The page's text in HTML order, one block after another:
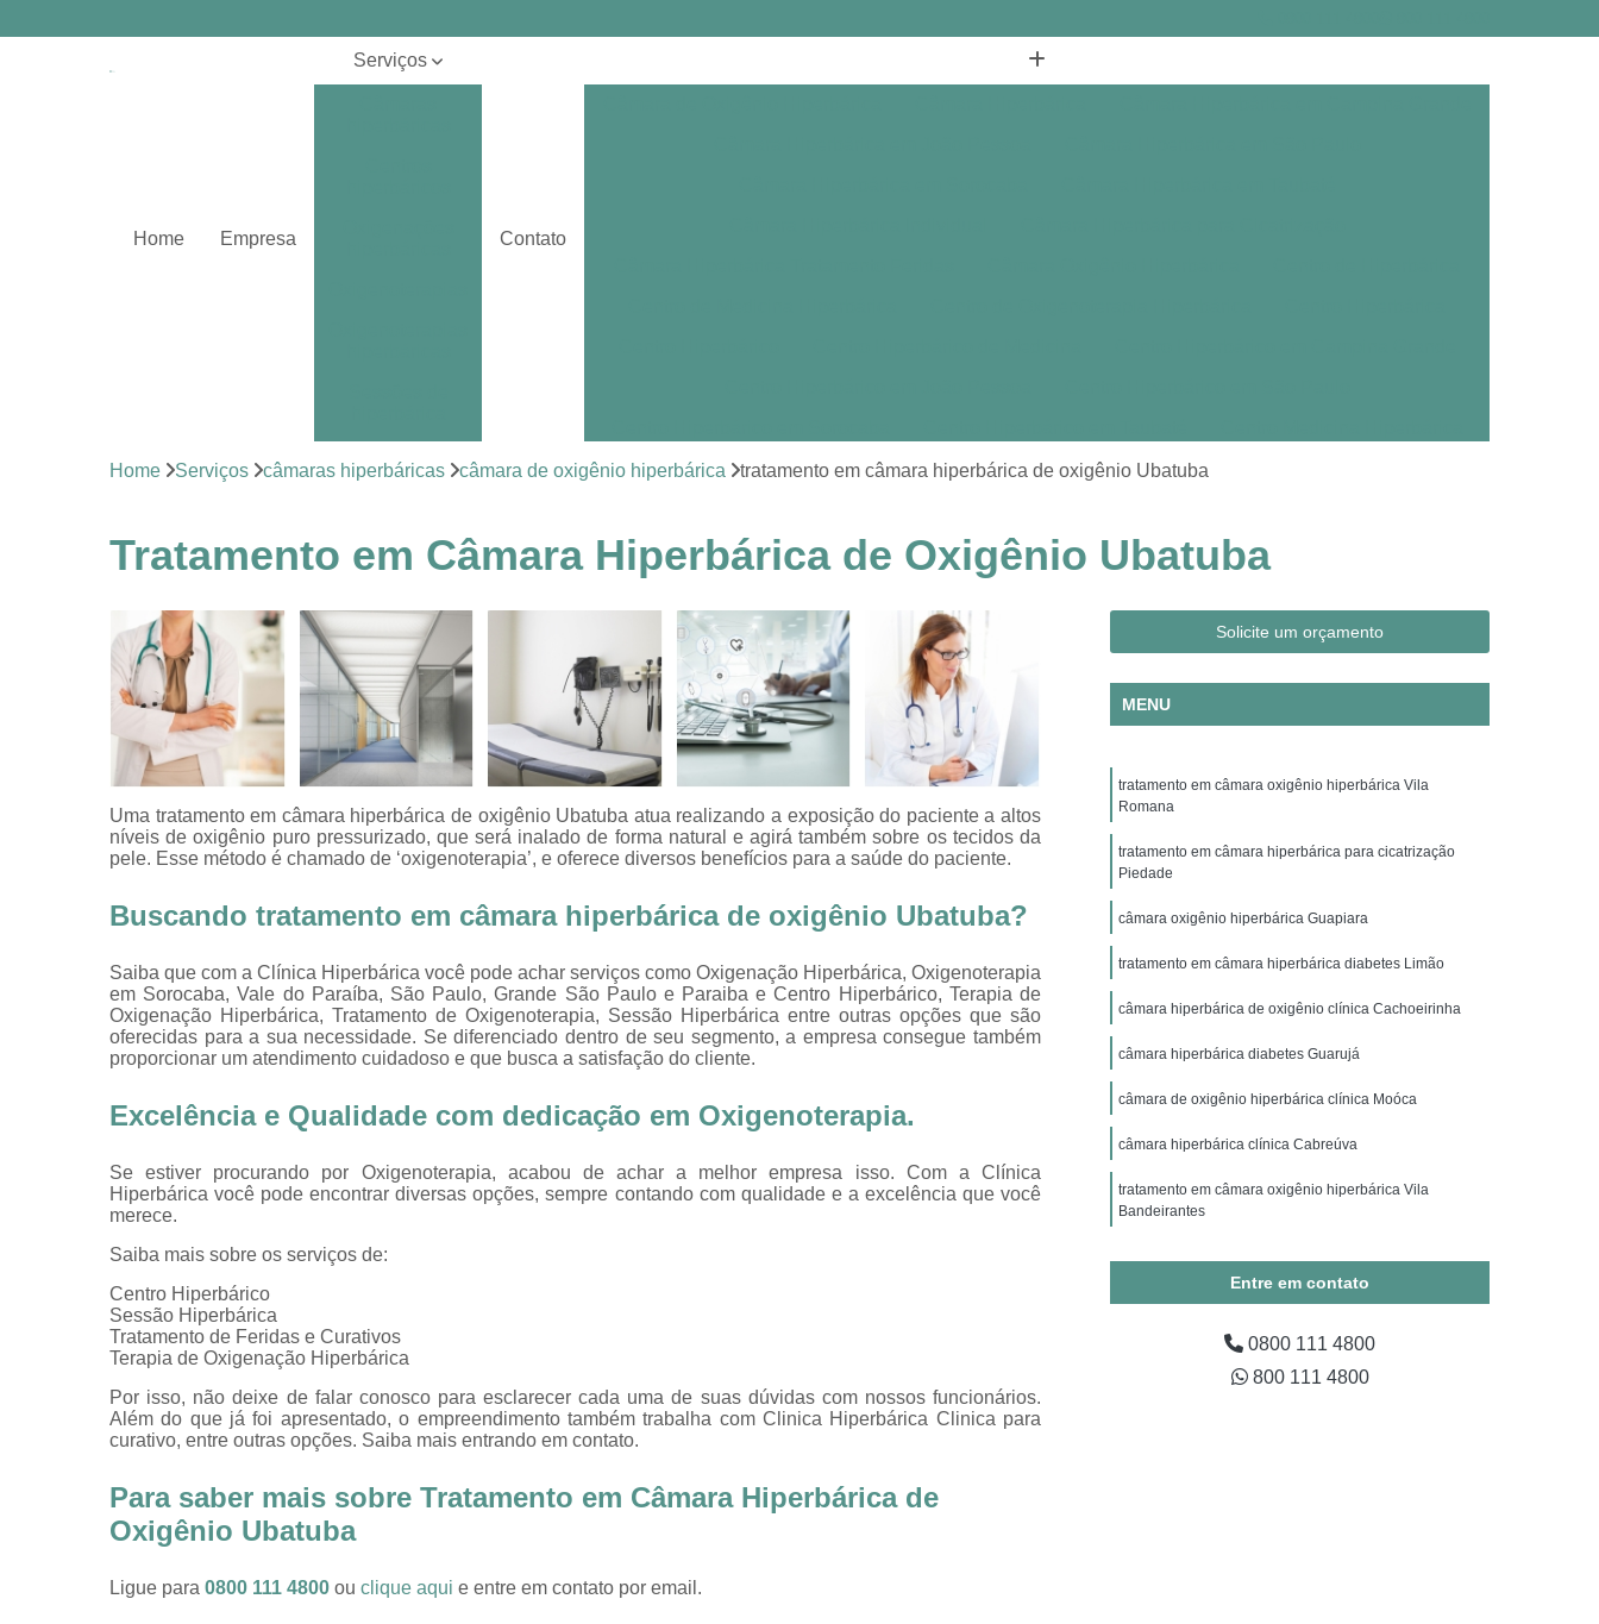
Home Empresa
Serviços
oxigenoterapia
Tratamentos por
hiperbárica
Tratamentos por
oxigenoterapia
Contato
Clínica de Hiperbárica
Clínica de Medicina Hiperbárica
Clínica de Oxigenoterapia Hiperbárica
Clínica Hiperbárica em João Pessoa
Clínica Hiperbárica em São Paulo
Clínica Oxigenoterapia Hiperbárica
Oxigenação Hiperbárica
Oxigenação Hiperbárica Clínica
Oxigenação Hiperbárica em João Pessoa
Oxigenação Hiperbárica em São Paulo
Oxigenação Hiperbárica em Sorocaba
Oxigenação Hiperbárica Terapia
Oxigenação Hiperbárica Tratamento
Oxigenação Via Hiperbárica
Terapia de Oxigenação Hiperbárica
Terapia Oxigenação Hiperbárica
Oxigenoterapia em Campina Grande
Oxigenoterapia em João Pessoa
Oxigenoterapia em São Paulo
Oxigenoterapia em Sorocaba
Oxigenoterapia para Cicatrização
Oxigenoterapia para Tratamento de Diabéticos
Oxigenoterapia para Tratamento de Feridas
Oxigenoterapia Tratamento de Diabéticos
Oxigenoterapia Tratamento de Feridas
Oxigenoterapia Hiperbárica
Oxigenoterapia Hiperbárica em Campina Grande
Oxigenoterapia Hiperbárica em São Paulo
Oxigenoterapia Hiperbárica em Sorocaba
Oxigenoterapia Hiperbárica em Taubaté
Oxigenoterapia Hiperbárica para Tratamento de Feridas
Sessão Câmara Hiperbárica
Sessão de Câmara Hiperbárica
Sessão de Hiperbárica
Sessão Hiperbárica em Sorocaba
Home Serviços câmaras hiperbáricas câmara de oxigênio hiperbárica tratamento em câmara hiperbárica de oxigênio Ubatuba
Tratamento em Câmara Hiperbárica de Oxigênio Ubatuba
Uma tratamento em câmara hiperbárica de oxigênio Ubatuba atua realizando a exposição do paciente a altos
níveis de oxigênio puro pressurizado, que será inalado de forma natural e agirá também sobre os tecidos da
pele. Esse método é chamado de ‘oxigenoterapia’, e oferece diversos benefícios para a saúde do paciente.
Buscando tratamento em câmara hiperbárica de oxigênio Ubatuba?
Saiba que com a Clínica Hiperbárica você pode achar serviços como Oxigenação Hiperbárica, Oxigenoterapia
em Sorocaba, Vale do Paraíba, São Paulo, Grande São Paulo e Paraiba e Centro Hiperbárico, Terapia de
Oxigenação Hiperbárica, Tratamento de Oxigenoterapia, Sessão Hiperbárica entre outras opções que são
oferecidas para a sua necessidade. Se diferenciado dentro de seu segmento, a empresa consegue também
proporcionar um atendimento cuidadoso e que busca a satisfação do cliente.
Excelência e Qualidade com dedicação em Oxigenoterapia.
Se estiver procurando por Oxigenoterapia, acabou de achar a melhor empresa isso. Com a Clínica
Hiperbárica você pode encontrar diversas opções, sempre contando com qualidade e a excelência que você
merece.
Saiba mais sobre os serviços de:
Centro Hiperbárico
Sessão Hiperbárica
Tratamento de Feridas e Curativos
Terapia de Oxigenação Hiperbárica
Por isso, não deixe de falar conosco para esclarecer cada uma de suas dúvidas com nossos funcionários.
Além do que já foi apresentado, o empreendimento também trabalha com Clinica Hiperbárica Clinica para
curativo, entre outras opções. Saiba mais entrando em contato.
Para saber mais sobre Tratamento em Câmara Hiperbárica de
Oxigênio Ubatuba
Ligue para 0800 111 4800 ou clique aqui e entre em contato por email.
Solicite um orçamento
MENU
tratamento em câmara oxigênio hiperbárica Vila
Romana
tratamento em câmara hiperbárica para cicatrização
Piedade
câmara oxigênio hiperbárica Guapiara
tratamento em câmara hiperbárica diabetes Limão
câmara hiperbárica de oxigênio clínica Cachoeirinha
câmara hiperbárica diabetes Guarujá
câmara de oxigênio hiperbárica clínica Moóca
câmara hiperbárica clínica Cabreúva
tratamento em câmara oxigênio hiperbárica Vila
Bandeirantes
Entre em contato
0800 111 4800
800 111 4800